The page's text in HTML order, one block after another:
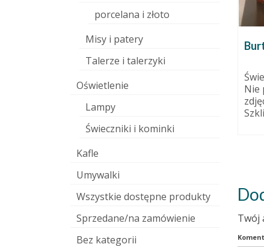
Eksperymenty – póki co –
nieudane. Zawsze kręciły mnie
duże sztuki, odkąd zaczęłam
Nie
Twój
porcelana i złoto
Misy i patery
Talerze i talerzyki
Oświetlenie
Lampy
Świeczniki i kominki
Kafle
Umywalki
Wszystkie dostępne produkty
Sprzedane/na zamówienie
Bez kategorii